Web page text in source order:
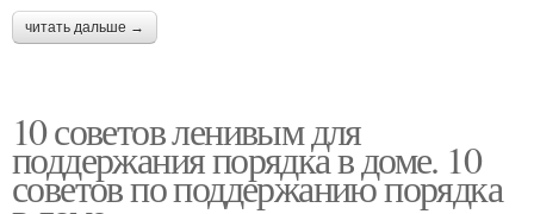
читать дальше →
10 советов ленивым для
поддержания порядка в доме. 10
советов по поддержанию порядка